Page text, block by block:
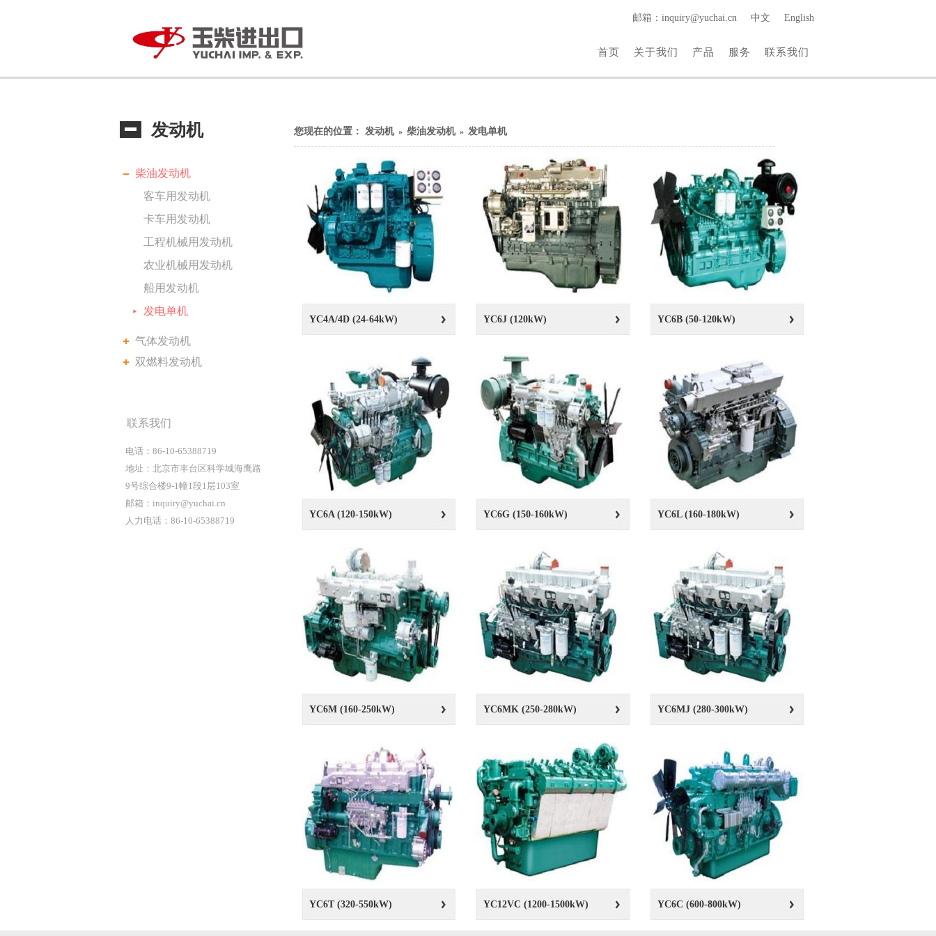
English
中文
邮箱：inquiry@yuchai.cn
首页 关于我们 产品 服务 联系我们
发动机
柴油发动机
客车用发动机
卡车用发动机
工程机械用发动机
农业机械用发动机
船用发动机
发电单机
气体发动机
双燃料发动机
联系我们
电话：86-10-65388719
地址：北京市丰台区科学城海鹰路
9号综合楼9-1幢1段1层103室
邮箱：inquiry@yuchai.cn
人力电话：86-10-65388719
您现在的位置： 发动机 » 柴油发动机 » 发电单机
YC4A/4D (24-64kW) YC6J (120kW) YC6B (50-120kW)
YC6A (120-150kW) YC6G (150-160kW) YC6L (160-180kW)
YC6M (160-250kW) YC6MK (250-280kW) YC6MJ (280-300kW)
YC6T (320-550kW) YC12VC (1200-1500kW) YC6C (600-800kW)